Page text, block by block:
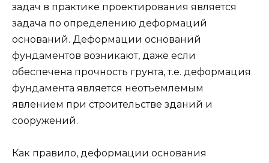
задач в практике проектирования является
задача по определению деформаций
оснований. Деформации оснований
фундаментов возникают, даже если
обеспечена прочность грунта, т.е. деформация
фундамента является неотъемлемым
явлением при строительстве зданий и
сооружений.
Как правило, деформации основания